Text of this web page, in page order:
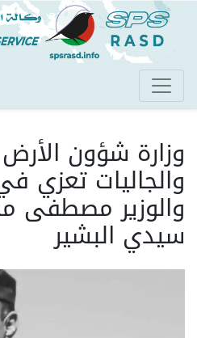
وزارة شؤون
والجاليات تعزي
والوزير مصطفى
سيدي البشير